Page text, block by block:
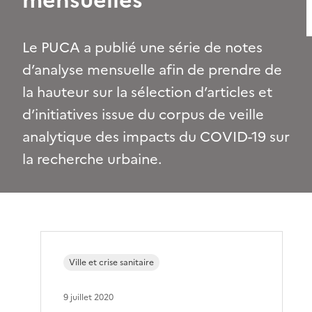
Le PUCA a publié une série de notes
d’analyse mensuelle afin de prendre de
la hauteur sur la sélection d’articles et
d’initiatives issue du corpus de veille
analytique des impacts du COVID-19 sur
la recherche urbaine.
Ville et crise sanitaire
9 juillet 2020